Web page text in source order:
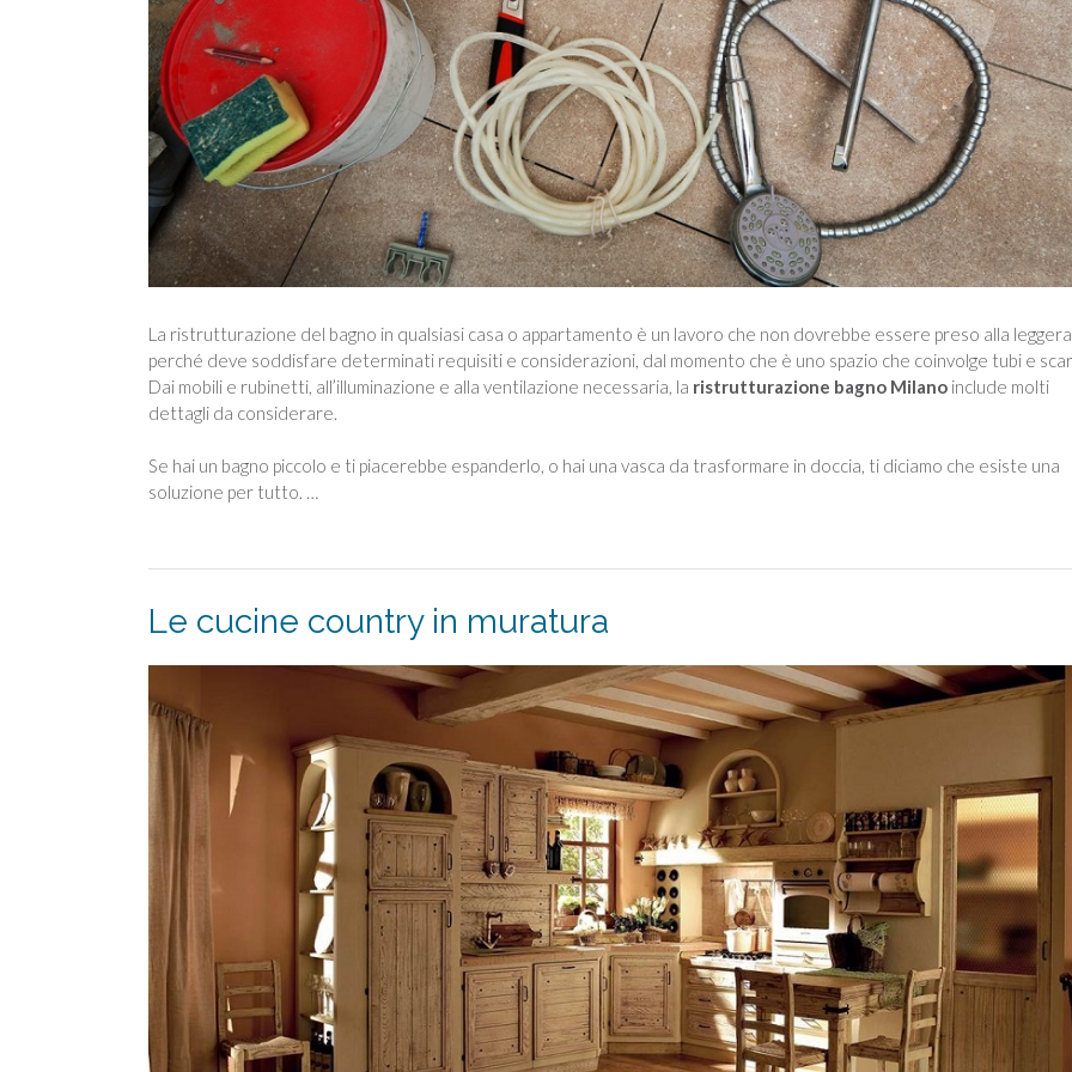
La ristrutturazione del bagno in qualsiasi casa o appartamento è un lavoro che non dovrebbe essere preso alla leggera
perché deve soddisfare determinati requisiti e considerazioni, dal momento che è uno spazio che coinvolge tubi e
Dai mobili e rubinetti, all’illuminazione e alla ventilazione necessaria, la ristrutturazione bagno Milano include molti
dettagli da considerare.
Se hai un bagno piccolo e ti piacerebbe espanderlo, o hai una vasca da trasformare in doccia, ti diciamo che esiste una
soluzione per tutto. …
Le cucine country in muratura